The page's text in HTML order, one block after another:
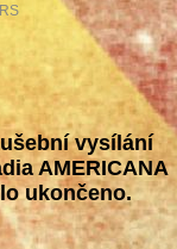
vysílání
AMERICANA
ukončeno.